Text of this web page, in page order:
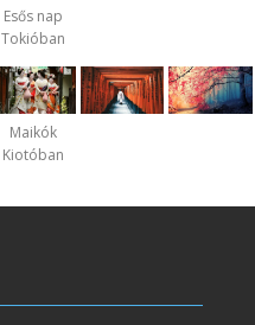
Esős nap
Tokióban
Maikók
Kiotóban